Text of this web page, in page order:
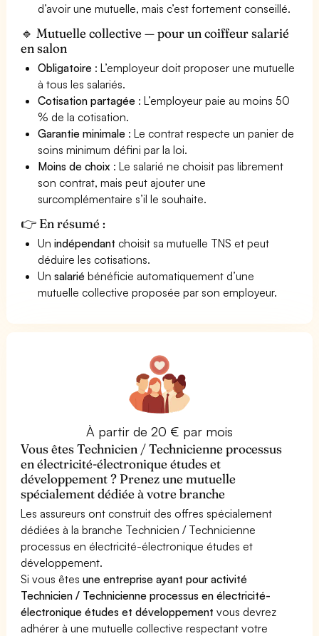
d’avoir une mutuelle, mais c’est fortement conseillé.
🔹 Mutuelle collective — pour un coiffeur salarié
en salon
Obligatoire : L’employeur doit proposer une mutuelle
à tous les salariés.
Cotisation partagée : L’employeur paie au moins 50
% de la cotisation.
Garantie minimale : Le contrat respecte un panier de
soins minimum défini par la loi.
Moins de choix : Le salarié ne choisit pas librement
son contrat, mais peut ajouter une
surcomplémentaire s’il le souhaite.
👉 En résumé :
Unindépendant choisit sa mutuelle TNS et peut
déduire les cotisations.
Unsalarié bénéficie automatiquement d’une
mutuelle collective proposée par son employeur.
À partir de 20 € par mois
Vous êtes Technicien / Technicienne processus
en électricité-électronique études et
développement ? Prenez une mutuelle
spécialement dédiée à votre branche
Les assureurs ont construit des offres spécialement
dédiées à la branche Technicien / Technicienne
processus en électricité-électronique études et
développement.
Si vous êtesune entreprise ayant pour activité
Technicien / Technicienne processus en électricité-
électronique études et développement vous devrez
adhérer à une mutuelle collective respectant votre